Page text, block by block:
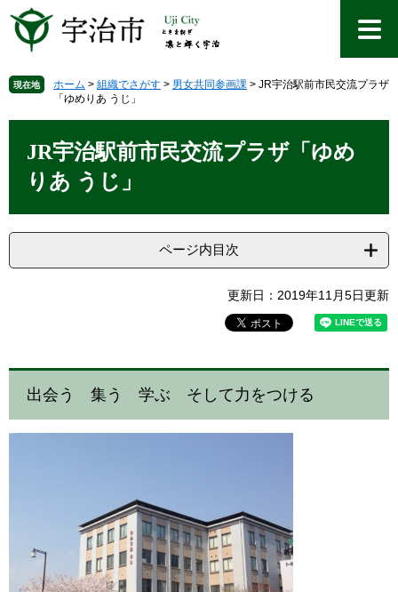
先
で
を
ば
へ
現在地 ホーム > 組織でさがす > 男女共同参画課 > JR宇治駅前市民交流プラザ
「ゆめりあ うじ」
JR宇治駅前市民交流プラザ「ゆめ
りあ うじ」
ページ内目次
更新日：2019年11月5日更新
出会う 集う 学ぶ そして力をつける